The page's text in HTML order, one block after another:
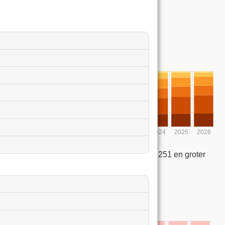
2024 2025 2026
76 - 100 101 - 150 151 - 250 251 en groter
per pand